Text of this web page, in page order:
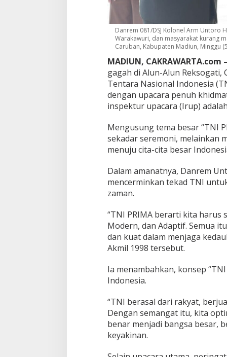
e
m
U
n
t
r
o
T
e
a
n
g
n
d
o
s
i
a
E
m
s
5
Danrem 081/DSJ Kolonel Arm Untoro
Warakawuri, dan masyarakat kurang
Caruban, Kabupaten Madiun, Minggu
MADIUN, CAKRAWARTA.com –
gagah di Alun-Alun Reksogati,
Tentara Nasional Indonesia
dengan upacara penuh
inspektur upacara (Irup)
Mengusung tema besar “TNI
sekadar seremoni, melainkan
menuju cita-cita besar
Dalam amanatnya, Danrem
mencerminkan tekad TNI
zaman.
“TNI PRIMA berarti kita harus
Modern, dan Adaptif. Semua
dan kuat dalam menjaga
Akmil 1998 tersebut.
Ia menambahkan, konsep
Indonesia.
“TNI berasal dari rakyat,
Dengan semangat itu, kita
benar menjadi bangsa besar,
keyakinan.